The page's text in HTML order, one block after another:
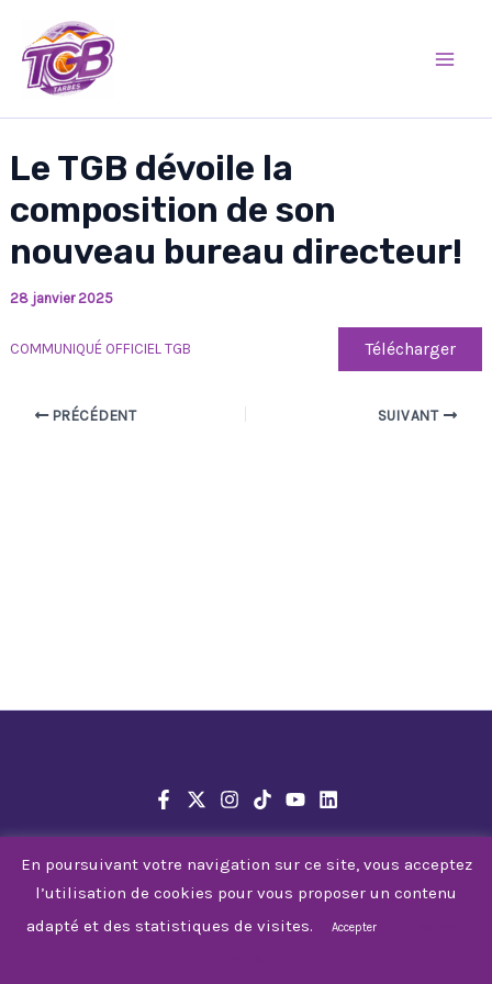
contenu
Le TGB dévoile la
composition de son
nouveau bureau directeur!
28 janvier 2025
COMMUNIQUÉ OFFICIEL TGB Télécharger
PRÉCÉDENT SUIVANT
© 2026 Tarbes Gespe Bigorre
En poursuivant votre navigation sur ce site, vous acceptez
l’utilisation de cookies pour vous proposer un contenu
adapté et des statistiques de visites.
Accepter